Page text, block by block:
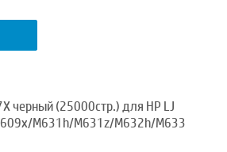
черный (25000стр.) для HP LJ
M631h/M631z/M632h/M633